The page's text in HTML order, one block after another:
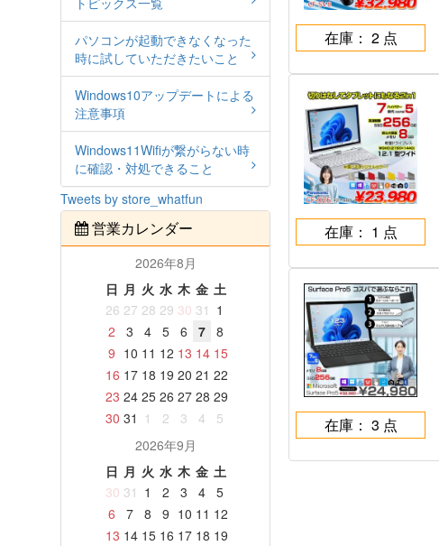
在庫： 2 点
在庫： 1 点
在庫： 3 点
パソコンが起動できなくなった
時に試していただきたいこと
Windows10アップデートによる
注意事項
Windows11Wifiが繋がらない時
に確認・対処できること
Tweets by store_whatfun
営業カレンダー
2026年8月
日 月 火 水 木 金 土
26 27 28 29 30 31 1
2
3 4 5 6 7
8
9 10 11 12 13 14 15
16 17 18 19 20 21 22
23 24 25 26 27 28 29
30 31 1 2 3 4
5
2026年9月
日 月 火 水 木 金 土
30 31 1 2 3 4
5
6
7 8 9 10 11 12
13 14 15 16 17 18 19